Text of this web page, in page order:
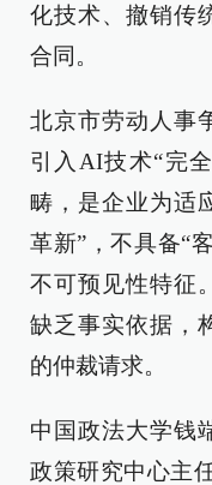
化技术、撤销传
合同。
北京市劳动人事
引入AI技术“完
畴，是企业为适
革新”，不具备“
不可预见性特征
缺乏事实依据，
的仲裁请求。
中国政法大学钱
政策研究中心主